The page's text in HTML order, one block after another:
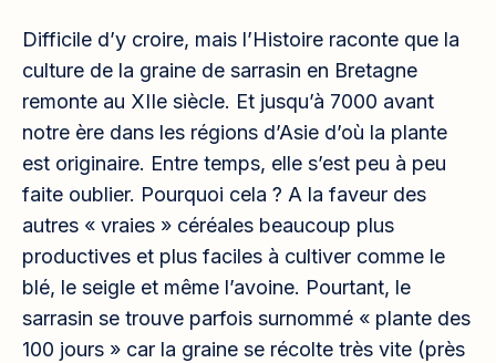
Difficile d’y croire, mais l’Histoire raconte que la
culture de la graine de sarrasin en Bretagne
remonte au XIIe siècle. Et jusqu’à 7000 avant
notre ère dans les régions d’Asie d’où la plante
est originaire. Entre temps, elle s’est peu à peu
faite oublier. Pourquoi cela ? A la faveur des
autres « vraies » céréales beaucoup plus
productives et plus faciles à cultiver comme le
blé, le seigle et même l’avoine. Pourtant, le
sarrasin se trouve parfois surnommé « plante des
100 jours » car la graine se récolte très vite (près